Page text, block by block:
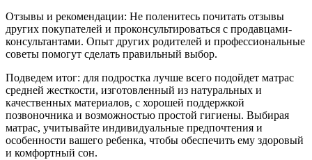
Отзывы и рекомендации: Не поленитесь почитать отзывы
других покупателей и проконсультироваться с продавцами-
консультантами. Опыт других родителей и профессиональные
советы помогут сделать правильный выбор.
Подведем итог: для подростка лучше всего подойдет матрас
средней жесткости, изготовленный из натуральных и
качественных материалов, с хорошей поддержкой
позвоночника и возможностью простой гигиены. Выбирая
матрас, учитывайте индивидуальные предпочтения и
особенности вашего ребенка, чтобы обеспечить ему здоровый
и комфортный сон.